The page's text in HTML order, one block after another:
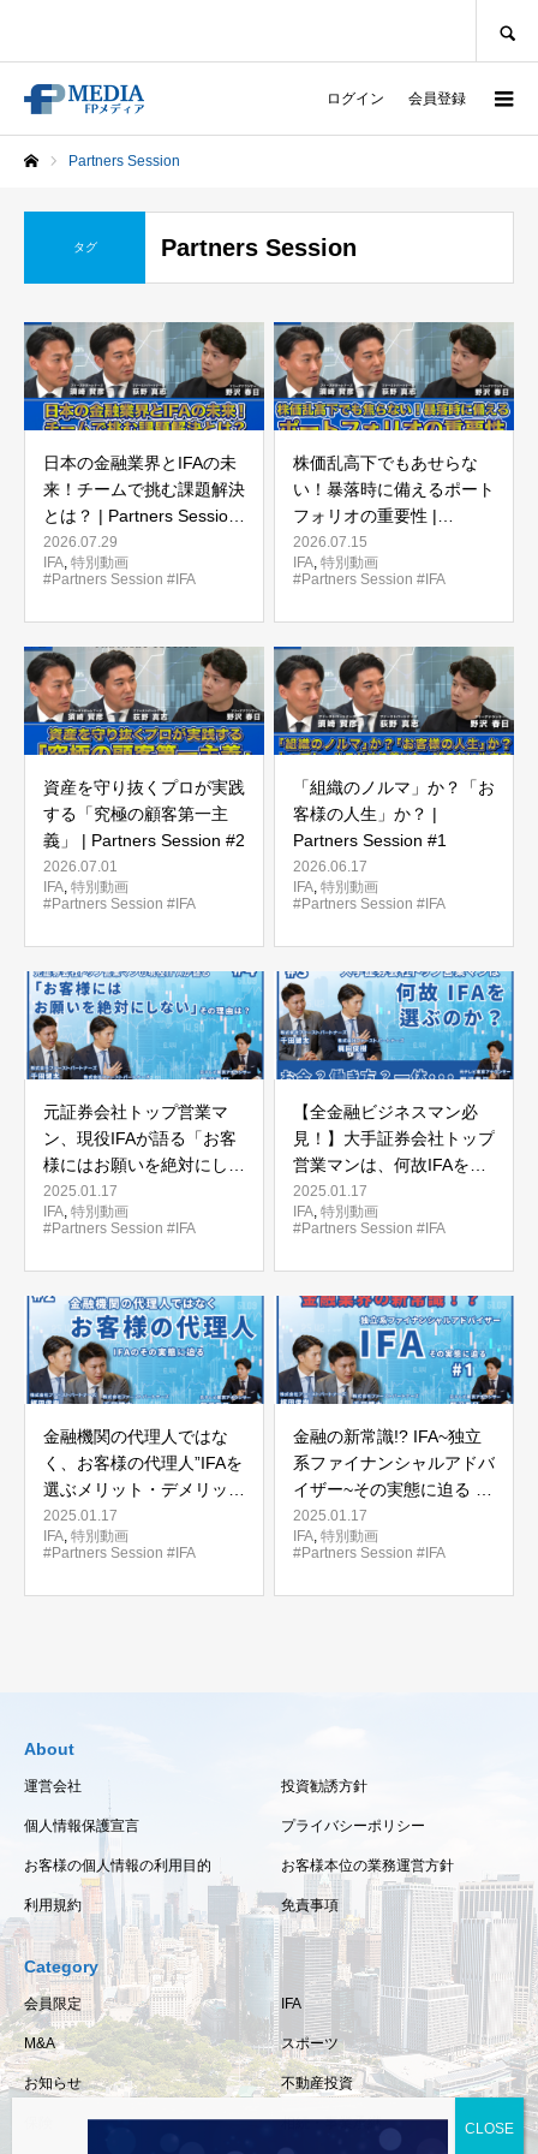
ログイン 会員登録
Partners Session
タグ Partners Session
日本の金融業界とIFAの未
来！チームで挑む課題解決
とは？ | Partners Session
#4
2026.07.29
IFA, 特別動画
#Partners Session #IFA
株価乱高下でもあせらな
い！暴落時に備えるポート
フォリオの重要性 |
Partners Session #3
2026.07.15
IFA, 特別動画
#Partners Session #IFA
資産を守り抜くプロが実践
する「究極の顧客第一主
義」 | Partners Session #2
2026.07.01
IFA, 特別動画
#Partners Session #IFA
「組織のノルマ」か？「お
客様の人生」か？ |
Partners Session #1
2026.06.17
IFA, 特別動画
#Partners Session #IFA
元証券会社トップ営業マ
ン、現役IFAが語る「お客
様にはお願いを絶対にしな
い」その理由は？ |
Partners Session #4
2025.01.17
IFA, 特別動画
#Partners Session #IFA
【全金融ビジネスマン必
見！】大手証券会社トップ
営業マンは、何故IFAを選
ぶのか？ | Partners
Session #3
2025.01.17
IFA, 特別動画
#Partners Session #IFA
金融機関の代理人ではな
く、お客様の代理人”IFAを
選ぶメリット・デメリット
は？｜Partners Session
#2
2025.01.17
IFA, 特別動画
#Partners Session #IFA
金融の新常識!? IFA~独立
系ファイナンシャルアドバ
イザー~その実態に迫る |
Partners Session #1
2025.01.17
IFA, 特別動画
#Partners Session #IFA
About
運営会社 投資勧誘方針
個人情報保護宣言 プライバシーポリシー
お客様の個人情報の利用目的 お客様本位の業務運営方針
利用規約 免責事項
Category
会員限定 IFA
M&A スポーツ
お知らせ 不動産投資
相続・事業承継